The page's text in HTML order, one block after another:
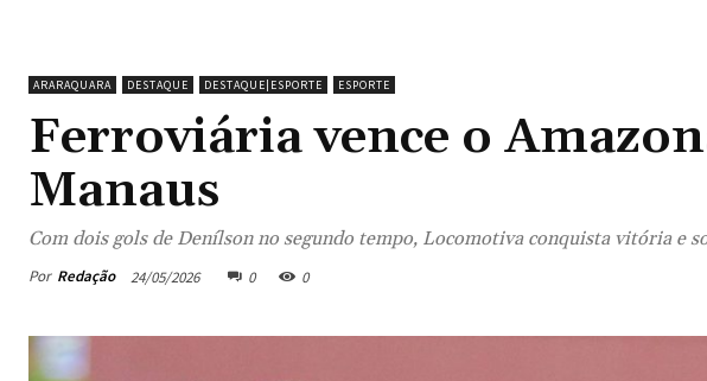
ARARAQUARA DESTAQUE DESTAQUE|ESPORTE ESPORTE
Ferroviária vence o
Manaus
Com dois gols de Denílson no segundo tempo, Locomotiva conquista vitória e
Por Redação 24/05/2026 0 0